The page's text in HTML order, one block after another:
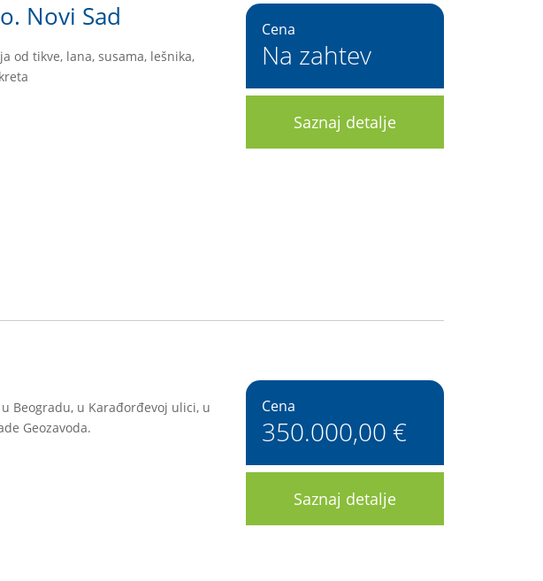
Novi Sad
od tikve, lana, susama, lešnika,
Cena
Na zahtev
Saznaj detalje
Beogradu, u Karađorđevoj ulici, u
Geozavoda.
Cena
350.000,00 €
Saznaj detalje